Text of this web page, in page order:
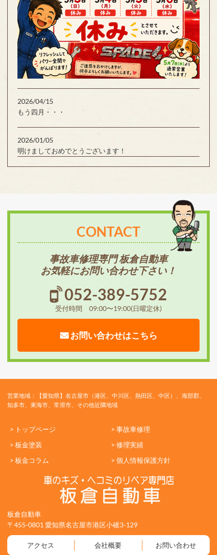
2026/04/15
もう四月・・・
2026/01/05
明けましておめでとうございます！
CONTACT
事故車修理専門 板倉自動車
お気軽にお問い合わせ下さい！
052-389-5752
受付時間 09:00〜19:00(日曜定休)
お問い合わせはこちら
営業地域：【愛知県】名古屋市（港区、中川区、熱田区、中区）、海部郡、
知多市、東海市、常滑市、その他近隣地域
> トップページ
> 事故車修理
> 板金塗装
> 修理実績
> 板金コラム
> 個人情報保護方針
板倉自動車
〒455-0801 愛知県名古屋市港区小碓3-129
アクセス 会社概要 お問い合わせ